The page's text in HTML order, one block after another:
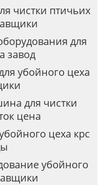
чистки птичьих
для
завод
убойного цеха
для чистки
цена
цеха крс
убойного